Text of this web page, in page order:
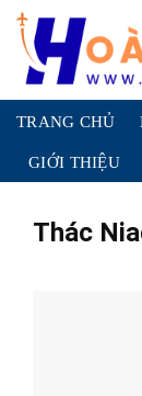
Skip
content
TRANG CHỦ
GIỚI THIỆU
Thác